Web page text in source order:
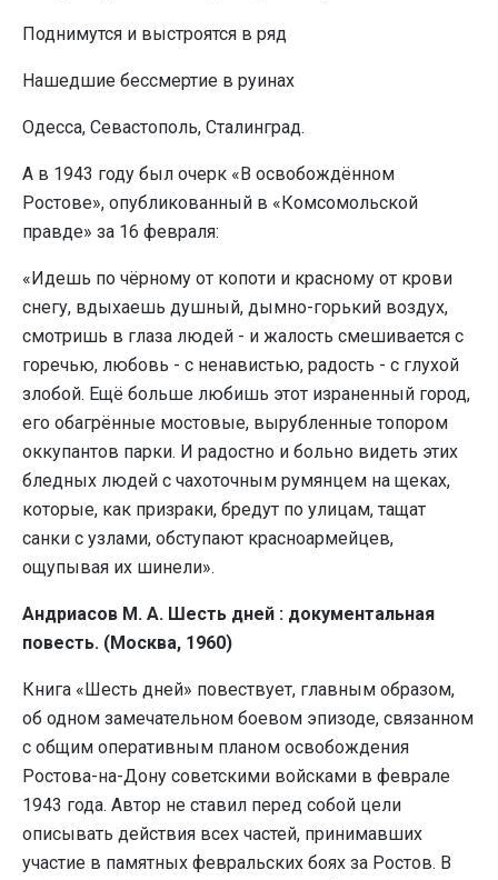
Поднимутся и выстроятся в ряд
Нашедшие бессмертие в руинах
Одесса, Севастополь, Сталинград.
А в 1943 году был очерк «В освобождённом
Ростове», опубликованный в «Комсомольской
правде» за 16 февраля:
«Идешь по чёрному от копоти и красному от крови
снегу, вдыхаешь душный, дымно-горький воздух,
смотришь в глаза людей - и жалость смешивается с
горечью, любовь - с ненавистью, радость - с глухой
злобой. Ещё больше любишь этот израненный город,
его обагрённые мостовые, вырубленные топором
оккупантов парки. И радостно и больно видеть этих
бледных людей с чахоточным румянцем на щеках,
которые, как призраки, бредут по улицам, тащат
санки с узлами, обступают красноармейцев,
ощупывая их шинели».
Андриасов М. А. Шесть дней : документальная
повесть. (Москва, 1960)
Книга «Шесть дней» повествует, главным образом,
об одном замечательном боевом эпизоде, связанном
с общим оперативным планом освобождения
Ростова-на-Дону советскими войсками в феврале
1943 года. Автор не ставил перед собой цели
описывать действия всех частей, принимавших
участие в памятных февральских боях за Ростов. В